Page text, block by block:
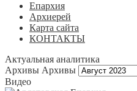
Епархия
Архиерей
Карта сайта
КОНТАКТЫ
Актуальная аналитика
Архивы Архивы
Видео